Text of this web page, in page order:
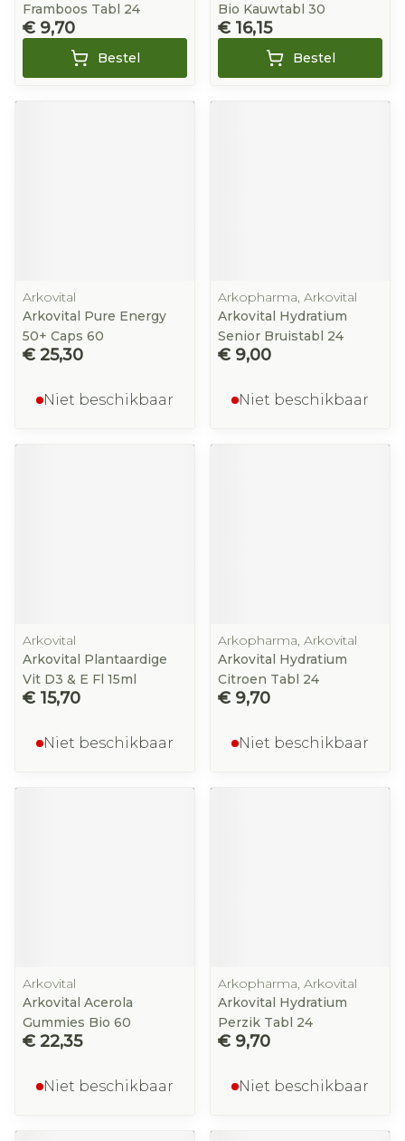
Framboos Tabl 24
€ 9,70
Bestel
Bio Kauwtabl 30
€ 16,15
Bestel
Arkovital
Arkovital Pure Energy
50+ Caps 60
€ 25,30
Niet beschikbaar
Arkopharma, Arkovital
Arkovital Hydratium
Senior Bruistabl 24
€ 9,00
Niet beschikbaar
Arkovital
Arkovital Plantaardige
Vit D3 & E Fl 15ml
€ 15,70
Niet beschikbaar
Arkopharma, Arkovital
Arkovital Hydratium
Citroen Tabl 24
€ 9,70
Niet beschikbaar
Arkovital
Arkovital Acerola
Gummies Bio 60
€ 22,35
Niet beschikbaar
Arkopharma, Arkovital
Arkovital Hydratium
Perzik Tabl 24
€ 9,70
Niet beschikbaar